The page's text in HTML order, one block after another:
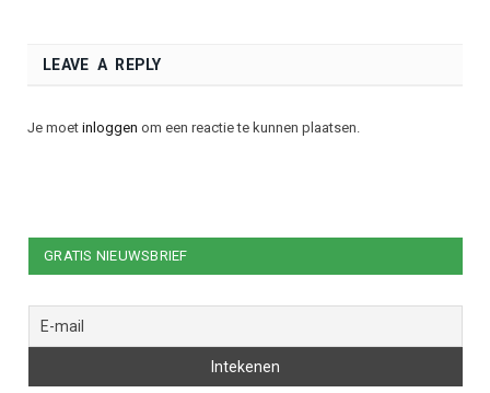
LEAVE A REPLY
Je moet inloggen om een reactie te kunnen plaatsen.
GRATIS NIEUWSBRIEF